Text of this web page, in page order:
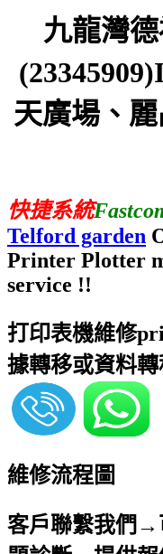
九龍灣
天廣場、
快捷系統
Telford garden
Printer Plotter
service !!
打印表機維修
據轉移或資料轉
維修流程圖
客戶聯繫我們→